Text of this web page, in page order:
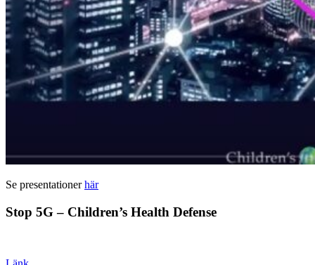
Se presentationerhär
Stop 5G – Children’s Health Defense